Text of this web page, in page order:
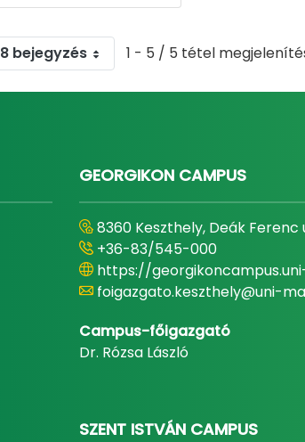
8 bejegyzés 1 - 5 / 5 tétel
GEORGIKON CAMPUS
8360 Keszthely, Deák Ferenc
+36-83/545-000
https://
foigazgato.keszthely@uni-
Campus-főigazgató
Dr. Rózsa László
SZENT ISTVÁN CAMPUS